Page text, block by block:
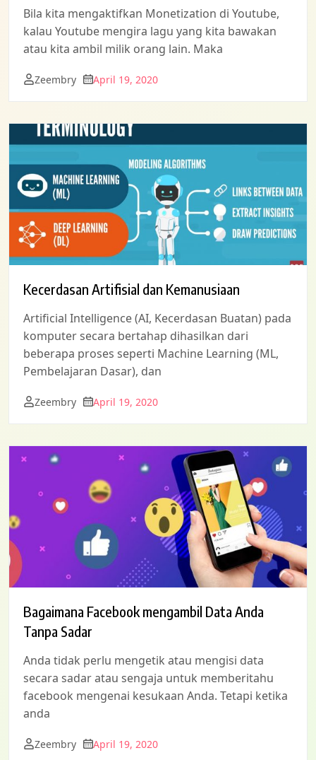
Bila kita mengaktifkan Monetization di Youtube,
kalau Youtube mengira lagu yang kita bawakan
atau kita ambil milik orang lain. Maka
Zeembry April 19, 2020
Kecerdasan Artifisial dan Kemanusiaan
Artificial Intelligence (AI, Kecerdasan Buatan) pada
komputer secara bertahap dihasilkan dari
beberapa proses seperti Machine Learning (ML,
Pembelajaran Dasar), dan
Zeembry April 19, 2020
Bagaimana Facebook mengambil Data Anda
Tanpa Sadar
Anda tidak perlu mengetik atau mengisi data
secara sadar atau sengaja untuk memberitahu
facebook mengenai kesukaan Anda. Tetapi ketika
anda
Zeembry April 19, 2020